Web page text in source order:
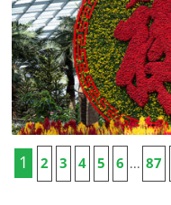
1 2 3 4 5 6 ... 87